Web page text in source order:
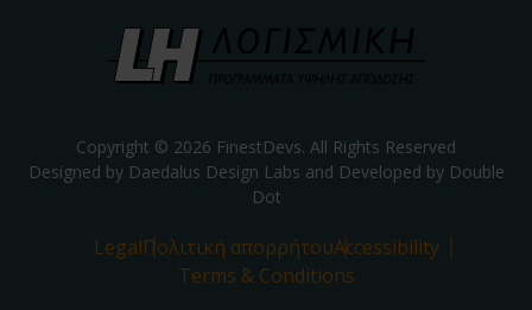
Copyright © 2026 FinestDevs. All Rights Reserved
Designed by Daedalus Design Labs and Developed by Double
Dot
LegalΠολιτική απορρήτουAccessibility
Terms & Conditions